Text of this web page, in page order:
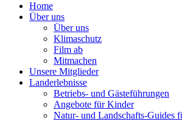
Home
Über uns
Über uns
Klimaschutz
Film ab
Mitmachen
Unsere Mitglieder
Landerlebnisse
Betriebs- und Gästeführungen
Angebote für Kinder
Natur- und Landschafts-Guides